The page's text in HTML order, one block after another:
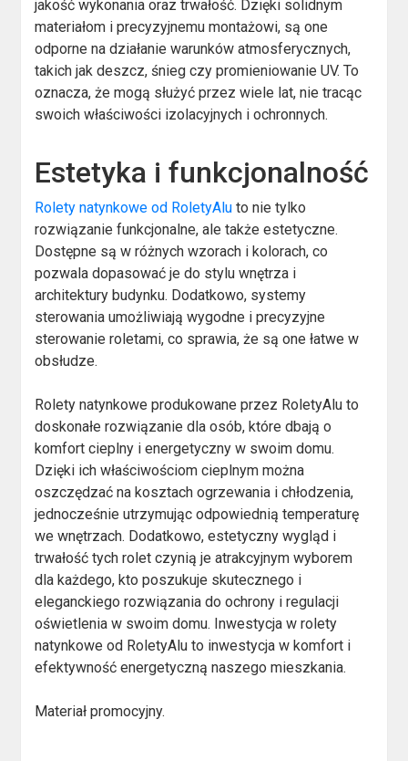
jakość wykonania oraz trwałość. Dzięki solidnym
materiałom i precyzyjnemu montażowi, są one
odporne na działanie warunków atmosferycznych,
takich jak deszcz, śnieg czy promieniowanie UV. To
oznacza, że mogą służyć przez wiele lat, nie tracąc
swoich właściwości izolacyjnych i ochronnych.
Estetyka i funkcjonalność
Rolety natynkowe od RoletyAlu to nie tylko
rozwiązanie funkcjonalne, ale także estetyczne.
Dostępne są w różnych wzorach i kolorach, co
pozwala dopasować je do stylu wnętrza i
architektury budynku. Dodatkowo, systemy
sterowania umożliwiają wygodne i precyzyjne
sterowanie roletami, co sprawia, że są one łatwe w
obsłudze.
Rolety natynkowe produkowane przez RoletyAlu to
doskonałe rozwiązanie dla osób, które dbają o
komfort cieplny i energetyczny w swoim domu.
Dzięki ich właściwościom cieplnym można
oszczędzać na kosztach ogrzewania i chłodzenia,
jednocześnie utrzymując odpowiednią temperaturę
we wnętrzach. Dodatkowo, estetyczny wygląd i
trwałość tych rolet czynią je atrakcyjnym wyborem
dla każdego, kto poszukuje skutecznego i
eleganckiego rozwiązania do ochrony i regulacji
oświetlenia w swoim domu. Inwestycja w rolety
natynkowe od RoletyAlu to inwestycja w komfort i
efektywność energetyczną naszego mieszkania.
Materiał promocyjny.